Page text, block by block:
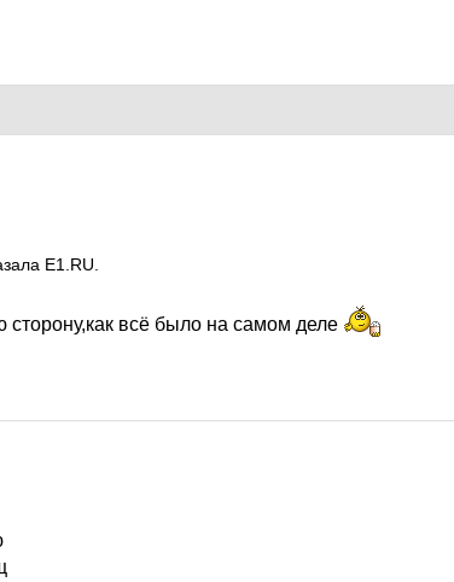
E1.RU.
сторону,как всё было на самом деле